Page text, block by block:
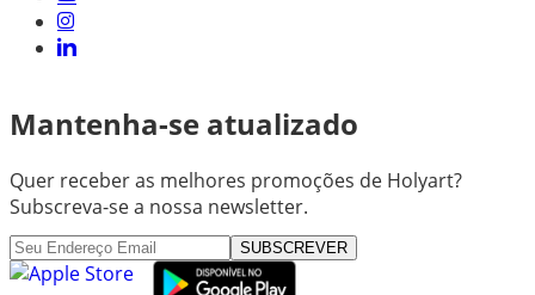
Mantenha-se atualizado
Quer receber as melhores promoções de Holyart?
Subscreva-se a nossa newsletter.
SUBSCREVER